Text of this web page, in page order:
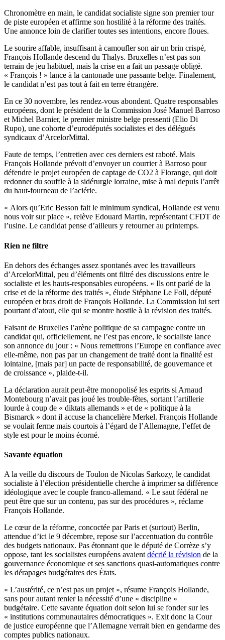
Chronomètre en main, le candidat socialiste signe son premier tour
de piste européen et affirme son hostilité à la réforme des traités.
Une annonce loin de clarifier toutes ses intentions, encore floues.
Le sourire affable, insuffisant à camoufler son air un brin crispé,
François Hollande descend du Thalys. Bruxelles n’est pas son
terrain de jeu habituel, mais la crise en a fait un passage obligé.
« François ! » lance à la cantonade une passante belge. Finalement,
le candidat n’est pas tout à fait en terre étrangère.
En ce 30 novembre, les rendez-vous abondent. Quatre responsables
européens, dont le président de la Commission José Manuel Barroso
et Michel Barnier, le premier ministre belge pressenti (Elio Di
Rupo), une cohorte d’eurodéputés socialistes et des délégués
syndicaux d’ArcelorMittal.
Faute de temps, l’entretien avec ces derniers est raboté. Mais
François Hollande prévoit d’envoyer un courrier à Barroso pour
défendre le projet européen de captage de CO2 à Florange, qui doit
redonner du souffle à la sidérurgie lorraine, mise à mal depuis l’arrêt
du haut-fourneau de l’aciérie.
« Alors qu’Eric Besson fait le minimum syndical, Hollande est venu
nous voir sur place », relève Edouard Martin, représentant CFDT de
l’usine. Le candidat pense d’ailleurs y retourner au printemps.
Rien ne filtre
En dehors des échanges assez spontanés avec les travailleurs
d’ArcelorMittal, peu d’éléments ont filtré des discussions entre le
socialiste et les hauts-responsables européens. « Ils ont parlé de la
crise et de la réforme des traités », élude Stéphane Le Foll, député
européen et bras droit de François Hollande. La Commission lui sert
pourtant d’atout, elle qui se montre hostile à la révision des traités.
Faisant de Bruxelles l’arène politique de sa campagne contre un
candidat qui, officiellement, ne l’est pas encore, le socialiste lance
son annonce du jour : « Nous remettrons l’Europe en confiance avec
elle-même, non pas par un changement de traité dont la finalité est
lointaine, [mais par] un pacte de responsabilité, de gouvernance et
de croissance », plaide-t-il.
La déclaration aurait peut-être monopolisé les esprits si Arnaud
Montebourg n’avait pas joué les trouble-fêtes, sortant l’artillerie
lourde à coup de « diktats allemands » et de « politique à la
Bismarck » dont il accuse la chancelière Merkel. François Hollande
se voulait ferme mais courtois à l’égard de l’Allemagne, l’effet de
style est pour le moins écorné.
Savante équation
A la veille du discours de Toulon de Nicolas Sarkozy, le candidat
socialiste à l’élection présidentielle cherche à imprimer sa différence
idéologique avec le couple franco-allemand. « Le saut fédéral ne
peut être que sur un contenu, pas sur des procédures », réclame
François Hollande.
Le cœur de la réforme, concoctée par Paris et (surtout) Berlin,
attendue d’ici le 9 décembre, repose sur l’accentuation du contrôle
des budgets nationaux. Pas étonnant que le député de Corrèze s’y
oppose, tant les socialistes européens avaient décrié la révision de la
gouvernance économique et ses sanctions quasi-automatiques contre
les dérapages budgétaires des États.
« L’austérité, ce n’est pas un projet », résume François Hollande,
sans pour autant renier la nécessité d’une « discipline »
budgétaire. Cette savante équation doit selon lui se fonder sur les
« institutions communautaires démocratiques ». Exit donc la Cour
de justice européenne que l’Allemagne verrait bien en gendarme des
comptes publics nationaux.